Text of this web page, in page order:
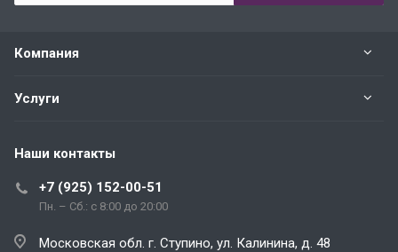
Компания
Услуги
Наши контакты
+7 (925) 152-00-51
Пн. – Сб.: с 8:00 до 20:00
Московская обл. г. Ступино, ул. Калинина, д. 48